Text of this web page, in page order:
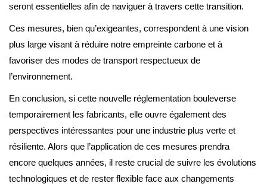
seront essentielles afin de naviguer à travers cette transition.
Ces mesures, bien qu’exigeantes, correspondent à une vision
plus large visant à réduire notre empreinte carbone et à
favoriser des modes de transport respectueux de
l’environnement.
En conclusion, si cette nouvelle réglementation bouleverse
temporairement les fabricants, elle ouvre également des
perspectives intéressantes pour une industrie plus verte et
résiliente. Alors que l’application de ces mesures prendra
encore quelques années, il reste crucial de suivre les évolutions
technologiques et de rester flexible face aux changements